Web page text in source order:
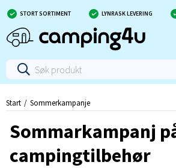
STORT SORTIMENT LYNRASK LEVERING
Start Sommerkampanje
Sommarkampanj
campingtilbehør